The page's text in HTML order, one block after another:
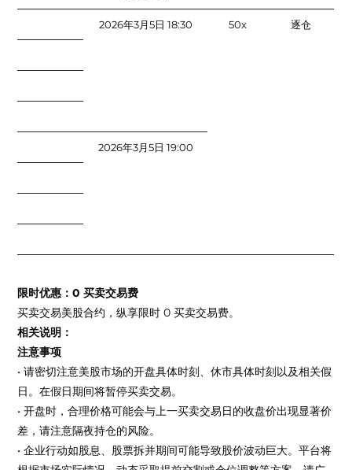
2026年3月5日 18:30 50x 逐仓
2026年3月5日 19:00
限时优惠：0 买卖交易费
买卖交易美股合约，纵享限时 0 买卖交易费。
相关说明：
注意事项
• 请密切注意美股市场的开盘具体时刻、休市具体时刻以及相关假
日。在假日期间将暂停买卖交易。
• 开盘时，合理价格可能会与上一买卖交易日的收盘价出现显著价
差，请注意隔夜持仓的风险。
• 企业行动如股息、股票拆并期间可能导致股价波动巨大。平台将